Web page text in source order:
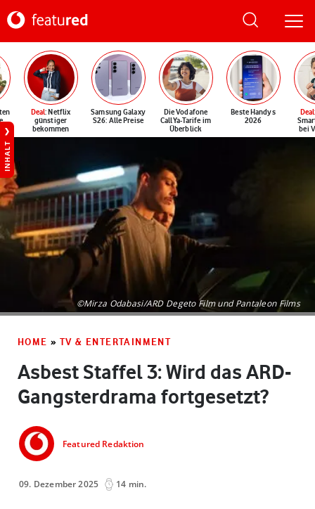
Deal: Netflix
günstiger
bekommen
Samsung Galaxy
S26: Alle Preise
Die Vodafone
CallYa-Tarife im
Überblick
Beste Handys
2026
Deal
bei
INHALT
©Mirza Odabasi/ARD Degeto Film und Pantaleon Films
HOME » TV & ENTERTAINMENT
Asbest Staffel 3: Wird das ARD-
Gangsterdrama fortgesetzt?
Featured Redaktion
09. Dezember 2025 14 min.